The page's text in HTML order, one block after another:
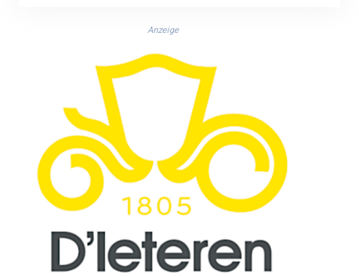
Gruppenphase, trotz Führung und deutlichem Chancenplus
Anzeige